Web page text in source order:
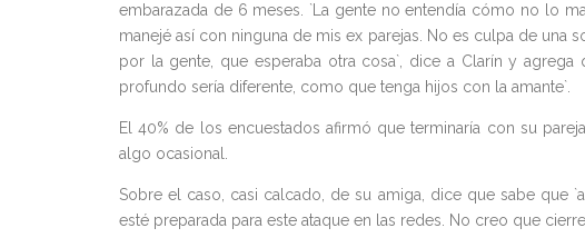
embarazada de 6 meses. `La gente no entendía cómo no lo
manejé así con ninguna de mis ex parejas. No es culpa de una
por la gente, que esperaba otra cosa`, dice a Clarín y
profundo sería diferente, como que tenga hijos con la amante`.
El 40% de los encuestados afirmó que terminaría con su
algo ocasional.
Sobre el caso, casi calcado, de su amiga, dice que sabe que
esté preparada para este ataque en las redes. No creo que